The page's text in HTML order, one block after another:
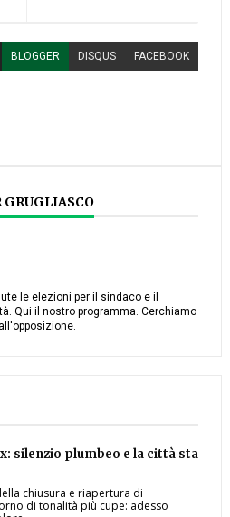
BLOGGER DISQUS FACEBOOK
le elezioni per il sindaco e il
Qui il nostro programma. Cerchiamo
silenzio plumbeo e la città sta
chiusura e riapertura di
di tonalità più cupe: adesso